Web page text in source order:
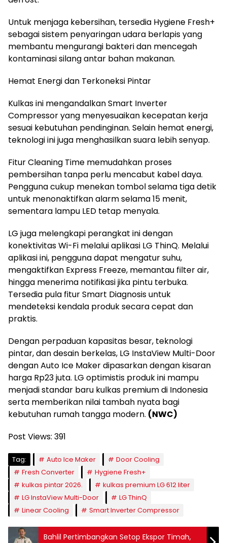
Untuk menjaga kebersihan, tersedia Hygiene Fresh+
sebagai sistem penyaringan udara berlapis yang
membantu mengurangi bakteri dan mencegah
kontaminasi silang antar bahan makanan.
Hemat Energi dan Terkoneksi Pintar
Kulkas ini mengandalkan Smart Inverter
Compressor yang menyesuaikan kecepatan kerja
sesuai kebutuhan pendinginan. Selain hemat energi,
teknologi ini juga menghasilkan suara lebih senyap.
Fitur Cleaning Time memudahkan proses
pembersihan tanpa perlu mencabut kabel daya.
Pengguna cukup menekan tombol selama tiga detik
untuk menonaktifkan alarm selama 15 menit,
sementara lampu LED tetap menyala.
LG juga melengkapi perangkat ini dengan
konektivitas Wi-Fi melalui aplikasi LG ThinQ. Melalui
aplikasi ini, pengguna dapat mengatur suhu,
mengaktifkan Express Freeze, memantau filter air,
hingga menerima notifikasi jika pintu terbuka.
Tersedia pula fitur Smart Diagnosis untuk
mendeteksi kendala produk secara cepat dan
praktis.
Dengan perpaduan kapasitas besar, teknologi
pintar, dan desain berkelas, LG InstaView Multi-Door
dengan Auto Ice Maker dipasarkan dengan kisaran
harga Rp23 juta. LG optimistis produk ini mampu
menjadi standar baru kulkas premium di Indonesia
serta memberikan nilai tambah nyata bagi
kebutuhan rumah tangga modern. (NWC)
Post Views: 391
Tag: Auto Ice Maker
Door Cooling
Fresh Converter
Hygiene Fresh+
kulkas pintar 2026.
kulkas premium LG 612 liter
LG InstaView Multi-Door
LG ThinQ
Linear Cooling
Smart Inverter Compressor
Bahlil Pertimbangkan Setop Ekspor Timah,